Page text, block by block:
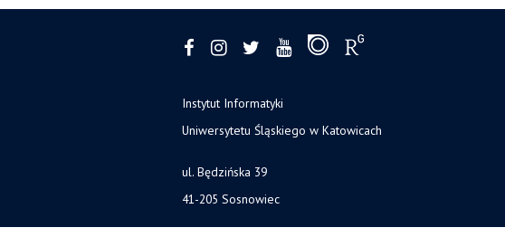
Instytut Informatyki
Uniwersytetu Śląskiego w Katowicach
ul. Będzińska 39
41-205 Sosnowiec